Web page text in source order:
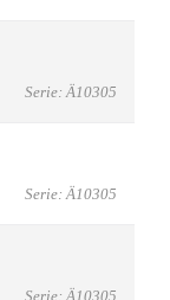
Serie: Ä10305
Serie: Ä10305
Serie: Ä10305